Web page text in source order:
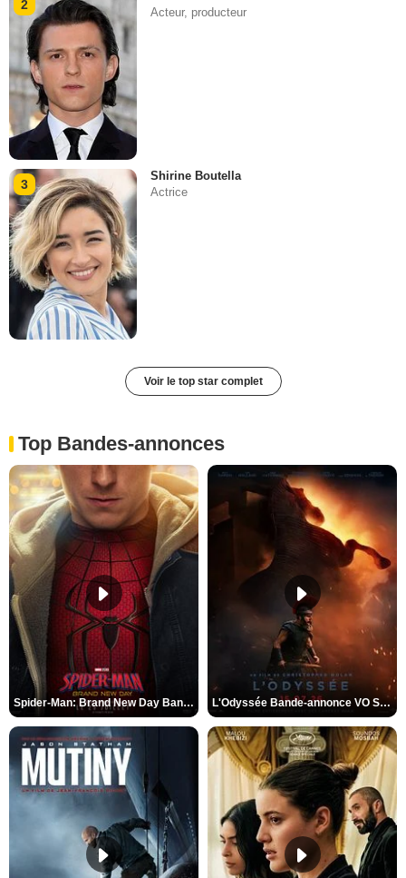
2
Acteur, producteur
3
Shirine Boutella
Actrice
Voir le top star complet
Top Bandes-annonces
Spider-Man: Brand New Day Bande-annonce VO STFR L'Odyssée Bande-annonce VO STFR